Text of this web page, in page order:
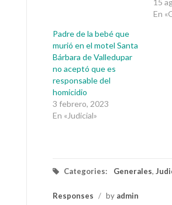
15
En
Padre de la bebé que
murió en el motel Santa
Bárbara de Valledupar
no aceptó que es
responsable del
homicidio
3 febrero, 2023
En «Judicial»
Categories: Generales,
Responses / by admin